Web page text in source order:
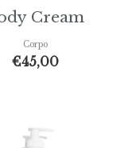
Cream
Corpo
€45,00